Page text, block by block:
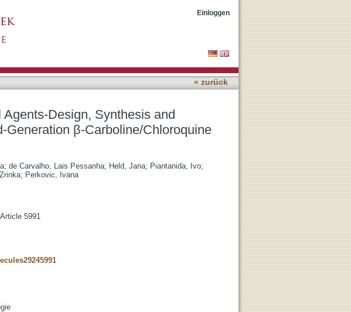
Antimalarial Activity of Second-Einloggen
« zurück
Design, Synthesis and
Generation β-Carboline/Chloroquine
; de Carvalho, Lais Pessanha; Held, Jana; Piantanida, Ivo;
; Perkovic, Ivana
5991